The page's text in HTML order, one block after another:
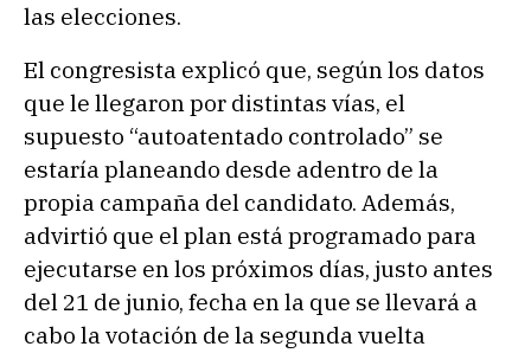
las elecciones.
El congresista explicó que, según los datos
que le llegaron por distintas vías, el
supuesto “autoatentado controlado” se
estaría planeando desde adentro de la
propia campaña del candidato. Además,
advirtió que el plan está programado para
ejecutarse en los próximos días, justo antes
del 21 de junio, fecha en la que se llevará a
cabo la votación de la segunda vuelta